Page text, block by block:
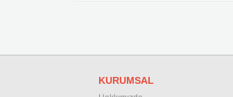
KURUMSAL